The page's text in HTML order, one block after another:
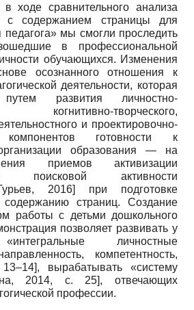
ходе сравнительного анализа
с содержанием страницы для
педагога» мы смогли проследить
в профессиональной
обучающихся. Изменения
осознанного отношения к
деятельности, которая
развития личностно-
когнитивно-творческого,
и проектировочно-
компонентов готовности к
образования — на
приемов активизации
поисковой активности
2016]
при подготовке
страниц. Создание
работы с детьми дошкольного
позволяет развивать у
личностные
компетентность,
вырабатывать «систему
2014, с. 25], отвечающих
профессии.